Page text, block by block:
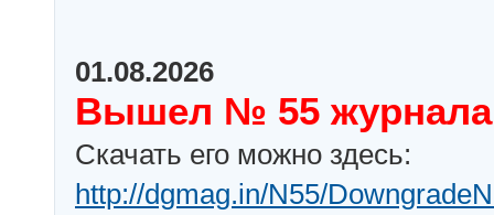
01.08.2026
Вышел № 55 журнала
Скачать его можно здесь:
http://dgmag.in/N55/